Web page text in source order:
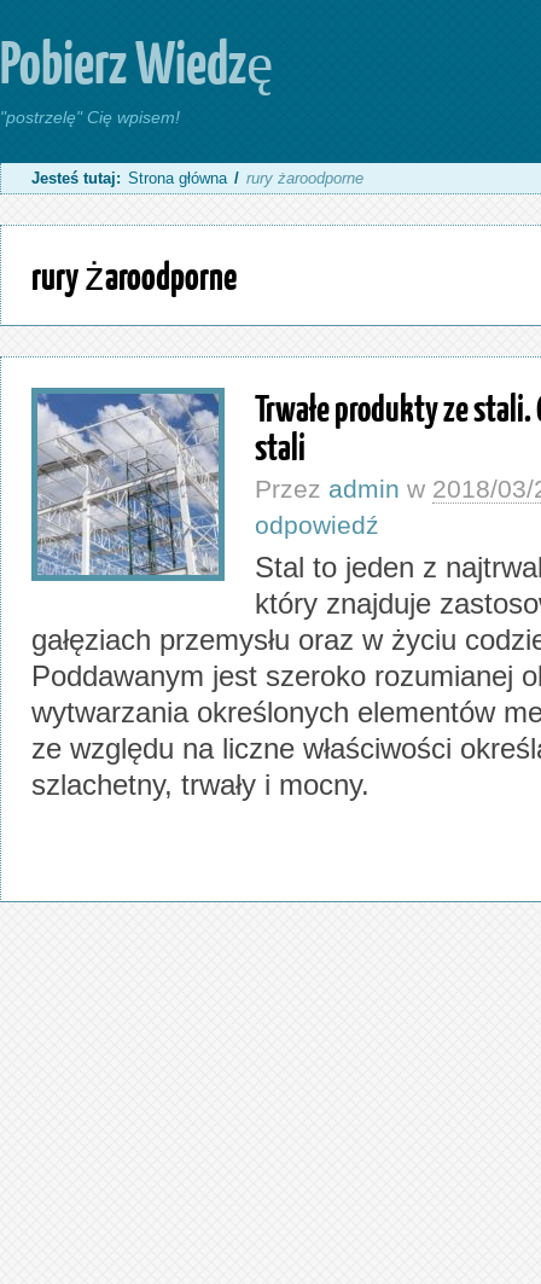
Pobierz Wiedzę
"postrzelę" Cię wpisem!
Jesteś tutaj: Strona główna / rury żaroodporne
rury żaroodporne
Trwałe produkty ze
stali
Przez admin w 2018/03/
odpowiedź
Stal to jeden z
który znajduje
gałęziach przemysłu oraz w życiu
Poddawanym jest szeroko rozumianej
wytwarzania określonych elementów
ze względu na liczne właściwości
szlachetny, trwały i mocny.